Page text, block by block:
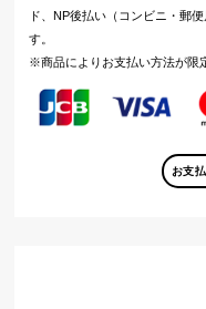
ド、NP後払い（コンビニ・郵
す。
※商品によりお支払い方法が限
お支